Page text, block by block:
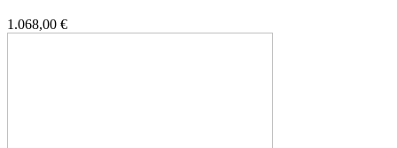
1.068,00 €